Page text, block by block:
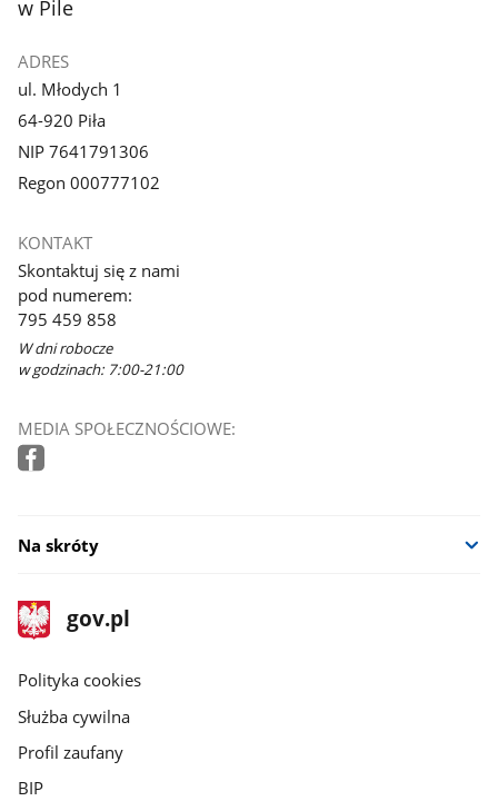
w Pile
ADRES
ul. Młodych 1
64-920 Piła
NIP 7641791306
Regon 000777102
KONTAKT
Skontaktuj się z nami
pod numerem:
795 459 858
W dni robocze
w godzinach: 7:00-21:00
MEDIA SPOŁECZNOŚCIOWE:
Na skróty
stopka
gov.pl
Strona
gov.pl
gov.pl
Polityka cookies
Służba cywilna
Profil zaufany
BIP